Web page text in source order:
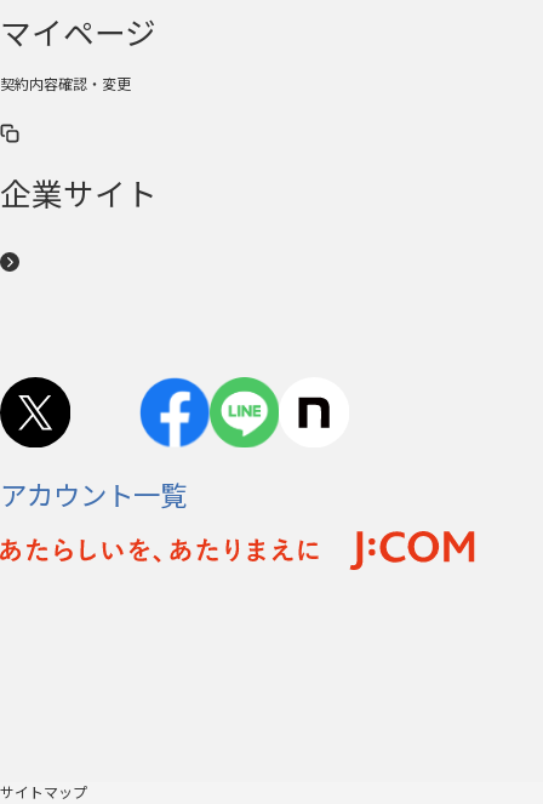
マイページ
契約内容確認・変更
企業サイト
アカウント一覧
サイトマップ